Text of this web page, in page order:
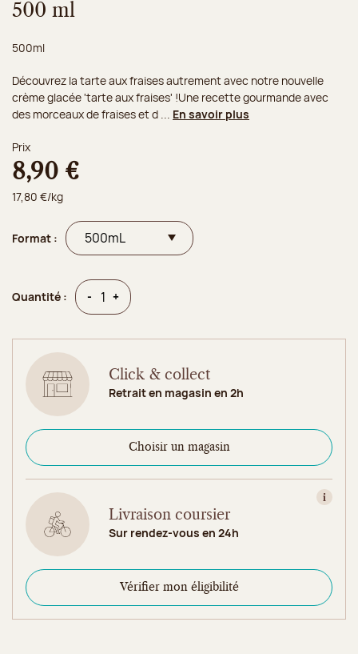
500 ml
Poids net :
500ml
Découvrez la tarte aux fraises autrement avec notre nouvelle
crème glacée 'tarte aux fraises' !Une recette gourmande avec
des morceaux de fraises et d ... En savoir plus
Prix
8,90 €
17,80 €/kg
Format :
Quantité : - Quantité
+Quantité
Click & collect
Retrait en magasin en 2h
Choisir un magasin
Livraison coursier
Sur rendez-vous en 24h
Vérifier mon éligibilité